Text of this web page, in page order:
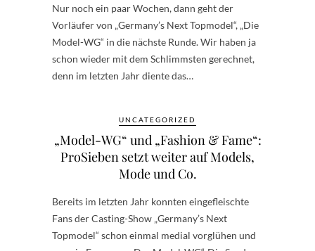
Nur noch ein paar Wochen, dann geht der
Vorläufer von „Germany’s Next Topmodel“, „Die
Model-WG“ in die nächste Runde. Wir haben ja
schon wieder mit dem Schlimmsten gerechnet,
denn im letzten Jahr diente das…
UNCATEGORIZED
„Model-WG“ und „Fashion & Fame“:
ProSieben setzt weiter auf Models,
Mode und Co.
Bereits im letzten Jahr konnten eingefleischte
Fans der Casting-Show „Germany’s Next
Topmodel“ schon einmal medial vorglühen und